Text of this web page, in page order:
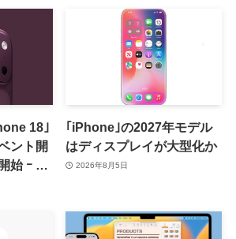
18｣
ント開
始 ｰ 9
見込
｢iPhone｣の2027年モデル
はディスプレイが大型化か
2026年8月5日